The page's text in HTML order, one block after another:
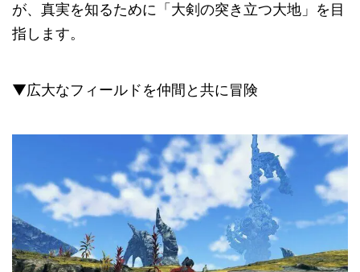
が、真実を知るために「大剣の突き立つ大地」を目
指します。
▼広大なフィールドを仲間と共に冒険